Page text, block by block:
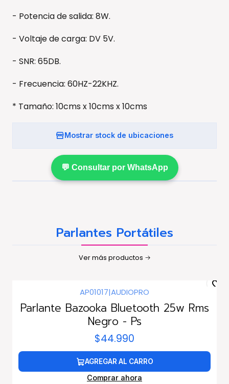
- Potencia de salida: 8W.
- Voltaje de carga: DV 5V.
- SNR: 65DB.
- Frecuencia: 60HZ-22KHZ.
* Tamaño: 10cms x 10cms x 10cms
Mostrar stock de ubicaciones
💬 Consultar por WhatsApp
Parlantes Portátiles
Ver más productos
AP01017|AUDIOPRO
Parlante Bazooka Bluetooth 25w Rms
Negro - Ps
$44.990
AGREGAR AL CARRO
Comprar ahora